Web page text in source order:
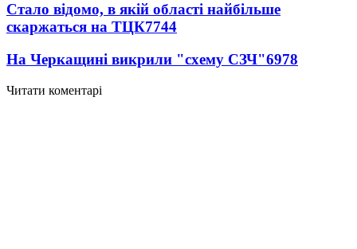
Стало відомо, в якій області найбільше
скаржаться на ТЦК7744
На Черкащині викрили "схему СЗЧ"6978
Читати коментарі